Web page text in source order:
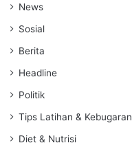
News
Sosial
Berita
Headline
Politik
Tips Latihan & Kebugaran
Diet & Nutrisi